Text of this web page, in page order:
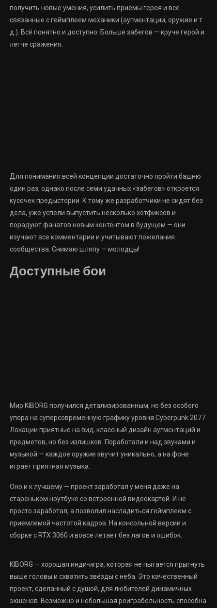
получить новые умения, усилить приёмы героя и все
связанные с геймплеем механики (аугментации, оружие и т.
д.). Всё понятно и доступно. Больше забегов — круче герой и
легче сражения.
Для понимания всей концепции достаточно пройти башню
один раз, однако после семи удачных «забегов» откроется
кусочек предыстории. К тому же разработчики не сидят без
дела, уже успели выпустить несколько хотфиксов и
порадуют фанатов новым контентом в будущем — они
изучают все комментарии и учитывают пожелания
сообщества. Снимаю шляпу — молодцы!
Доступные бои
Мир KIBORG получился детализированным, но без особого
упора на суперсовременную графику уровня Cyberpunk 2077.
Локации приятные на вид, классный дизайн аугментаций и
предметов, но без излишков. Поработали и над звуками и
музыкой — каждое оружие звучит уникально, а на фоне
играет приятная музыка.
Оно и к лучшему — проект заработал у меня даже на
стареньком ноутбуке со встроенной видеокартой. И не
просто заработал, а позволил насладиться геймплеем с
приемлемой частотой кадров. На консольной версии и
сборке с RTX 3060 и вовсе летает без лагов и ошибок.
KIBORG — хорошая инди-игра, которая не пытается прыгнуть
выше головы и схватить звёзды с неба. Это качественный
проект, сделанный с душой, для любителей динамичных
экшенов. Возможно и небольшая реиграбельность способна